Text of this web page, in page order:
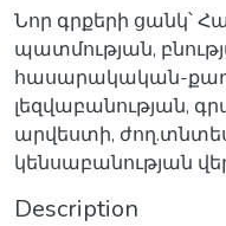
Նոր գրքերի ցանկ՝
պատմության,
հասարակական-
լեզվաբանության,
արվեստի,
կենսաբանության
Description